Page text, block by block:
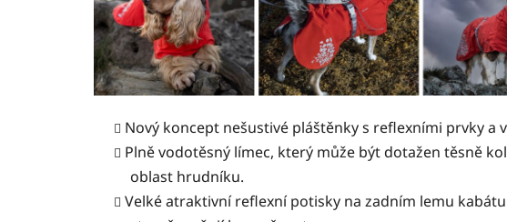
Nový koncept nešustivé pláštěnky s reflexními prvky a
Plně vodotěsný límec, který může být dotažen těsně
oblast hrudníku.
Velké atraktivní reflexní potisky na zadním lemu